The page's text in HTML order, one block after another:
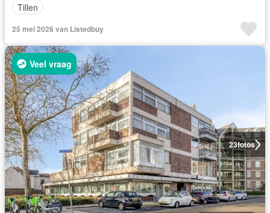
Tillen
25 mei 2026 van Listedbuy
23fotos
Veel vraag